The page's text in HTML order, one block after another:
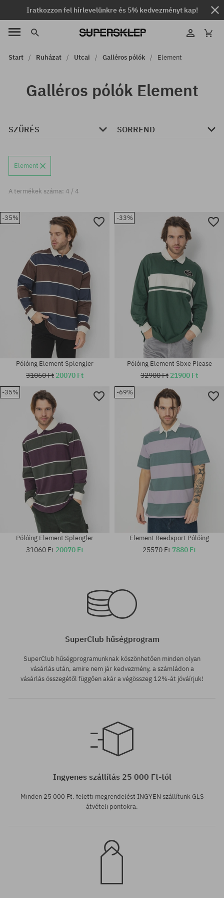
Iratkozzon fel hírlevelünkre és 5% kedvezményt kap!
Start Ruházat Utcai Galléros pólók Element
Galléros pólók Element
SZŰRÉS SORREND
Element
A termékek száma: 4 / 4
-35%
Pólóing Element Splengler
31060 Ft 20070 Ft
-33%
S; M; L; XL
Pólóing Element Sbxe Please
32900 Ft 21900 Ft
-35%
Pólóing Element Splengler
31060 Ft 20070 Ft
-69%
Elérhető méretek:
Element Reedsport Pólóing
25570 Ft 7880 Ft
SuperClub hűségprogram
SuperClub hűségprogramunknak köszönhetően minden olyan
vásárlás után, amire nem jár kedvezmény, a számládon a
vásárlás összegétől függően akár a végösszeg 12%-át jóváírjuk!
Ingyenes szállítás 25 000 Ft-tól
Minden 25 000 Ft. feletti megrendelést INGYEN szállítunk GLS
átvételi pontokra.